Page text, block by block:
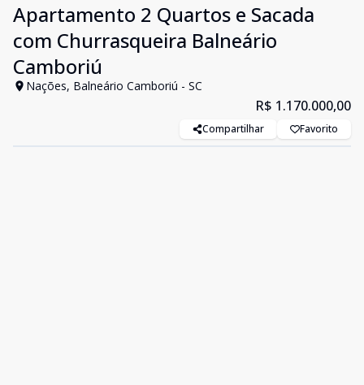
Apartamento 2 Quartos e Sacada
com Churrasqueira Balneário
Camboriú
Nações, Balneário Camboriú - SC
R$ 1.170.000,00
Compartilhar Favorito